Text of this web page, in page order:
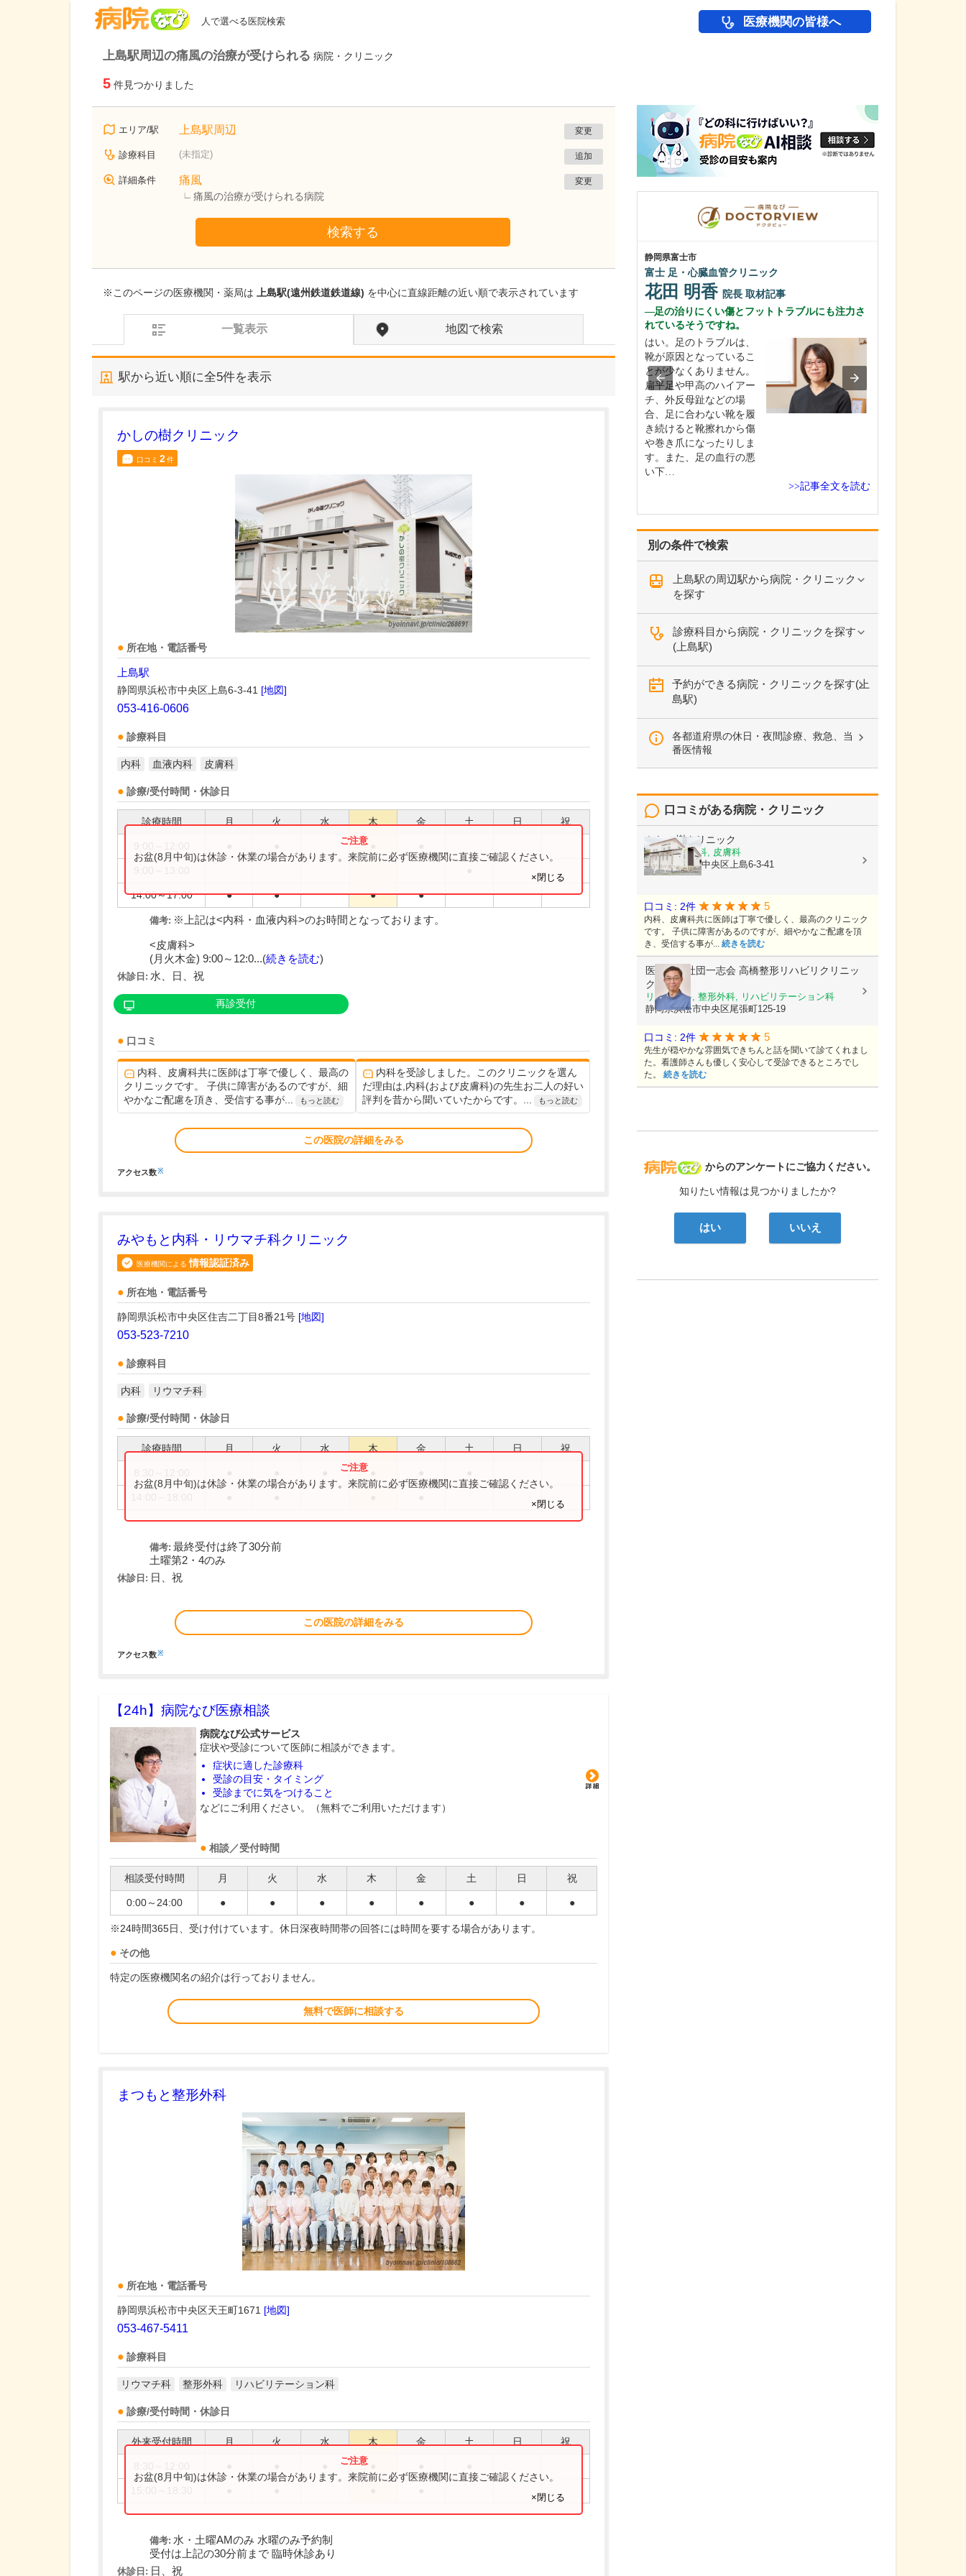
人で選べる医院検索 医療機関の皆様へ
上島駅周辺の痛風の治療が受けられる 病院・クリニック
5 件見つかりました
エリア/駅 上島駅周辺 変更
診療科目 (未指定) 追加
詳細条件 痛風
痛風の治療が受けられる病院
変更
検索する
※このページの医療機関・薬局は 上島駅(遠州鉄道鉄道線) を中心に直線距離の近い順で表示されています
一覧表示 地図で検索
駅から近い順に全5件を表示
かしの樹クリニック
口コミ 2件
所在地・電話番号
上島駅
静岡県浜松市中央区上島6-3-41 [地図]
053-416-0606
診療科目
内科 血液内科 皮膚科
診療/受付時間・休診日
診療時間 月 火 水 木 金 土 日 祝
14:00～17:00 ● ● ● ●
お盆(8月中旬)は休診・休業の場合があります。来院前に必ず医療機関に直接ご確認ください。
×閉じる
備考: ※上記は<内科・血液内科>のお時間となっております。
<皮膚科>
(月火木金) 9:00～12:0...(続きを読む)
休診日: 水、日、祝
再診受付
口コミ
内科、皮膚科共に医師は丁寧で優しく、最高の
クリニックです。 子供に障害があるのですが、細
やかなご配慮を頂き、受信する事が...
もっと読む
内科を受診しました。このクリニックを選ん
だ理由は,内科(および皮膚科)の先生お二人の好い
評判を昔から聞いていたからです。...
もっと読む
この医院の詳細をみる
アクセス数※
みやもと内科・リウマチ科クリニック
医療機関による 情報認証済み
所在地・電話番号
静岡県浜松市中央区住吉二丁目8番21号 [地図]
053-523-7210
診療科目
内科 リウマチ科
診療/受付時間・休診日
診療時間 月 火 水 木 金 土 日 祝
お盆(8月中旬)は休診・休業の場合があります。来院前に必ず医療機関に直接ご確認ください。
×閉じる
備考: 最終受付は終了30分前
土曜第2・4のみ
休診日: 日、祝
この医院の詳細をみる
アクセス数※
【24h】 病院なび医療相談
病院なび公式サービス
症状や受診について医師に相談ができます。
症状に適した診療科
受診の目安・タイミング
受診までに気をつけること
などにご利用ください。（無料でご利用いただけます）
相談／受付時間
相談受付時間 月 火 水 木 金 土 日 祝
0:00～24:00 ● ● ● ● ● ● ● ●
※24時間365日、受け付けています。休日深夜時間帯の回答には時間を要する場合があります。
その他
特定の医療機関名の紹介は行っておりません。
無料で医師に相談する
まつもと整形外科
所在地・電話番号
静岡県浜松市中央区天王町1671 [地図]
053-467-5411
診療科目
リウマチ科 整形外科 リハビリテーション科
診療/受付時間・休診日
外来受付時間 月 火 水 木 金 土 日 祝
お盆(8月中旬)は休診・休業の場合があります。来院前に必ず医療機関に直接ご確認ください。
×閉じる
備考: 水・土曜AMのみ 水曜のみ予約制
受付は上記の30分前まで 臨時休診あり
休診日: 日、祝
別の条件で検索
上島駅の周辺駅から病院・クリニック
を探す
診療科目から病院・クリニックを探す
(上島駅)
予約ができる病院・クリニックを探す(上
島駅)
各都道府県の休日・夜間診療、救急、当
番医情報
病院なび
からのアンケートにご協力ください。
知りたい情報は見つかりましたか?
はい いいえ
口コミがある病院・クリニック
かしの樹クリニック
内科, 血液内科, 皮膚科
静岡県浜松市中央区上島6-3-41
口コミ: 2件 5
内科、皮膚科共に医師は丁寧で優しく、最高のクリニック
です。 子供に障害があるのですが、細やかなご配慮を頂
き、受信する事が... 続きを読む
医療法人社団一志会 高橋整形リハビリクリニッ
ク
リウマチ科, 整形外科, リハビリテーション科
静岡県浜松市中央区尾張町125-19
口コミ: 2件 5
先生が穏やかな雰囲気できちんと話を聞いて診てくれまし
た。看護師さんも優しく安心して受診できるところでし
た。 続きを読む
ひびのクリニック
日比野 正幸院長取材記事
入れている分野があれば教えてください。
勤務医時代、がんで苦し
む多くの患者さんと向き
れ…
静岡県富士市
富士 足・心臓血管クリニック
花田 明香 院長 取材記事
足の治りにくい傷とフットトラブルにも注力さ
れているそうですね。
はい。足のトラブルは、
靴が原因となっているこ
とが少なくありません。
扁平足や甲高のハイアー
チ、外反母趾などの場
合、足に合わない靴を履
き続けると靴擦れから傷
や巻き爪になったりしま
す。また、足の血行の悪
い下…
>>記事全文を読む